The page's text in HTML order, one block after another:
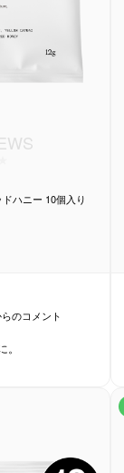
ハニー 10個入り
のコメント